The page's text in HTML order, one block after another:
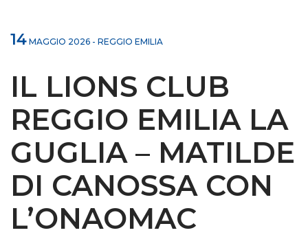
14 MAGGIO 2026 - REGGIO EMILIA
IL LIONS CLUB
REGGIO EMILIA LA
GUGLIA – MATILDE
DI CANOSSA CON
L’ONAOMAC